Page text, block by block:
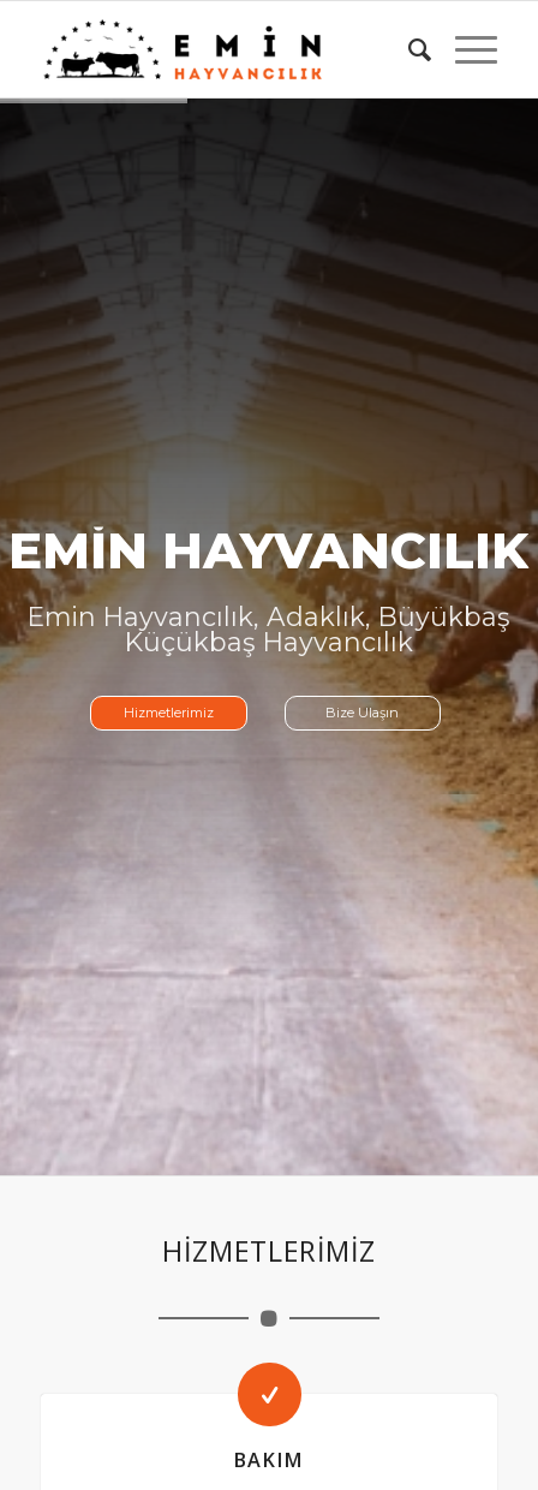
EMİN HAYVANCILIK
Emin Hayvancılık, Adaklık, Büyükbaş
Küçükbaş Hayvancılık
Bize Ulaşın
Hizmetlerimiz
HİZMETLERİMİZ
BAKIM